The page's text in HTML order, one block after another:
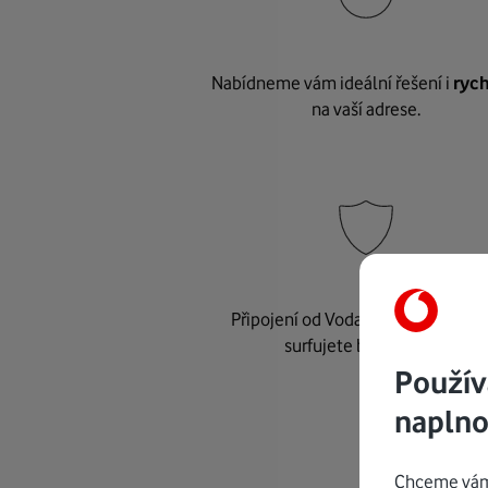
Nabídneme vám ideální řešení i
na vaší adrese.
Připojení od Vodafonu jebezpečné
surfujete bez starostí.
Chceme